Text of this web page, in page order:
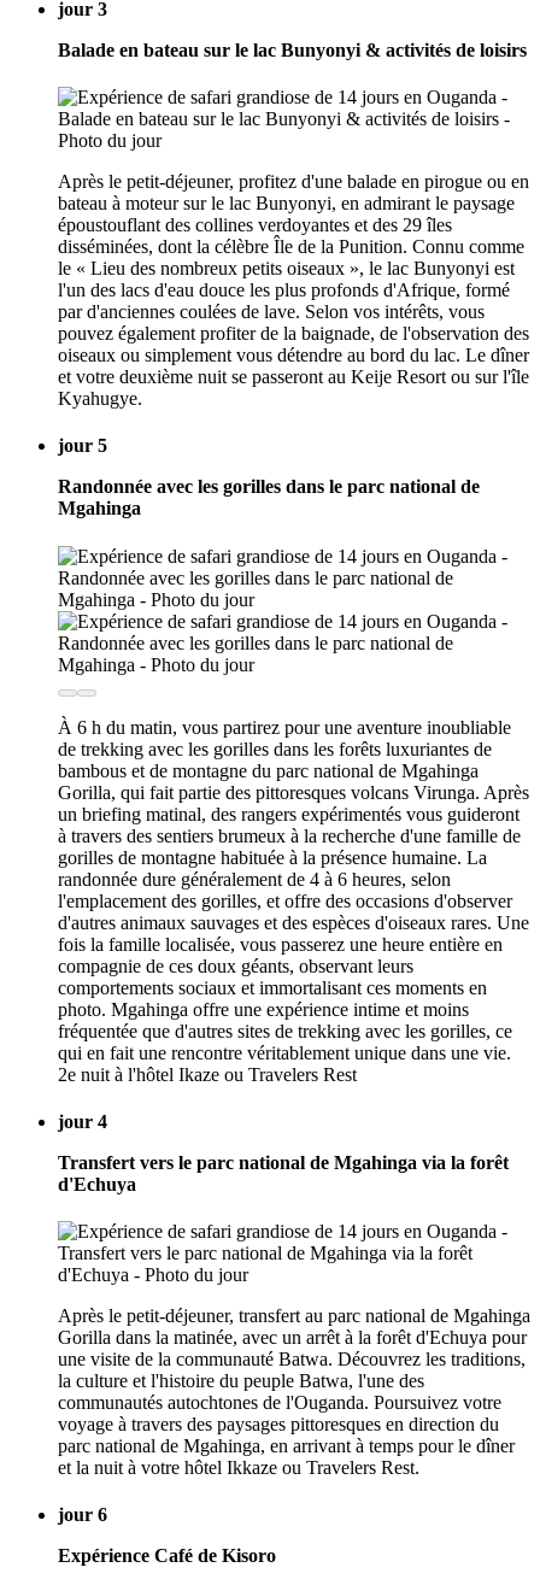
jour 3
Balade en bateau sur le lac Bunyonyi & activités de loisirs
Après le petit-déjeuner, profitez d'une balade en pirogue ou en
bateau à moteur sur le lac Bunyonyi, en admirant le paysage
époustouflant des collines verdoyantes et des 29 îles
disséminées, dont la célèbre Île de la Punition. Connu comme
le « Lieu des nombreux petits oiseaux », le lac Bunyonyi est
l'un des lacs d'eau douce les plus profonds d'Afrique, formé
par d'anciennes coulées de lave. Selon vos intérêts, vous
pouvez également profiter de la baignade, de l'observation des
oiseaux ou simplement vous détendre au bord du lac. Le dîner
et votre deuxième nuit se passeront au Keije Resort ou sur l'île
Kyahugye.
jour 5
Randonnée avec les gorilles dans le parc national de
Mgahinga
À 6 h du matin, vous partirez pour une aventure inoubliable
de trekking avec les gorilles dans les forêts luxuriantes de
bambous et de montagne du parc national de Mgahinga
Gorilla, qui fait partie des pittoresques volcans Virunga. Après
un briefing matinal, des rangers expérimentés vous guideront
à travers des sentiers brumeux à la recherche d'une famille de
gorilles de montagne habituée à la présence humaine. La
randonnée dure généralement de 4 à 6 heures, selon
l'emplacement des gorilles, et offre des occasions d'observer
d'autres animaux sauvages et des espèces d'oiseaux rares. Une
fois la famille localisée, vous passerez une heure entière en
compagnie de ces doux géants, observant leurs
comportements sociaux et immortalisant ces moments en
photo. Mgahinga offre une expérience intime et moins
fréquentée que d'autres sites de trekking avec les gorilles, ce
qui en fait une rencontre véritablement unique dans une vie.
2e nuit à l'hôtel Ikaze ou Travelers Rest
jour 4
Transfert vers le parc national de Mgahinga via la forêt
d'Echuya
Après le petit-déjeuner, transfert au parc national de Mgahinga
Gorilla dans la matinée, avec un arrêt à la forêt d'Echuya pour
une visite de la communauté Batwa. Découvrez les traditions,
la culture et l'histoire du peuple Batwa, l'une des
communautés autochtones de l'Ouganda. Poursuivez votre
voyage à travers des paysages pittoresques en direction du
parc national de Mgahinga, en arrivant à temps pour le dîner
et la nuit à votre hôtel Ikkaze ou Travelers Rest.
jour 6
Expérience Café de Kisoro